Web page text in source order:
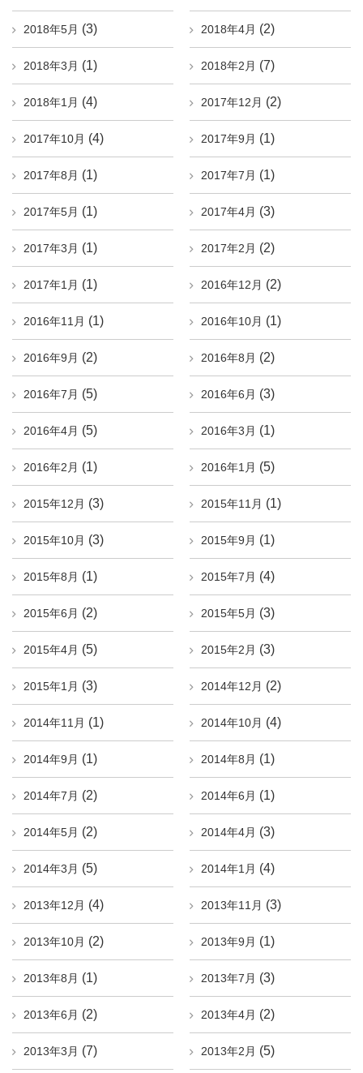
2018年5月 (3) 2018年4月 (2)
2018年3月 (1) 2018年2月 (7)
2018年1月 (4) 2017年12月 (2)
2017年10月 (4) 2017年9月 (1)
2017年8月 (1) 2017年7月 (1)
2017年5月 (1) 2017年4月 (3)
2017年3月 (1) 2017年2月 (2)
2017年1月 (1) 2016年12月 (2)
2016年11月 (1) 2016年10月 (1)
2016年9月 (2) 2016年8月 (2)
2016年7月 (5) 2016年6月 (3)
2016年4月 (5) 2016年3月 (1)
2016年2月 (1) 2016年1月 (5)
2015年12月 (3) 2015年11月 (1)
2015年10月 (3) 2015年9月 (1)
2015年8月 (1) 2015年7月 (4)
2015年6月 (2) 2015年5月 (3)
2015年4月 (5) 2015年2月 (3)
2015年1月 (3) 2014年12月 (2)
2014年11月 (1) 2014年10月 (4)
2014年9月 (1) 2014年8月 (1)
2014年7月 (2) 2014年6月 (1)
2014年5月 (2) 2014年4月 (3)
2014年3月 (5) 2014年1月 (4)
2013年12月 (4) 2013年11月 (3)
2013年10月 (2) 2013年9月 (1)
2013年8月 (1) 2013年7月 (3)
2013年6月 (2) 2013年4月 (2)
2013年3月 (7) 2013年2月 (5)